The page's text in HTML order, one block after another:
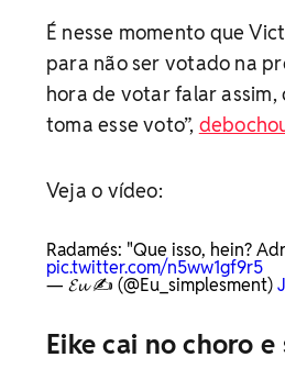
É nesse momento que
para não ser votado na
hora de votar falar assim,
toma esse voto”,
Veja o vídeo:
Radamés: "Que isso, hein?
pic.twitter.com/n5ww1gf9r5
— 𝓔𝓾 ✍️ (@Eu_simplesment)
Eike cai no choro